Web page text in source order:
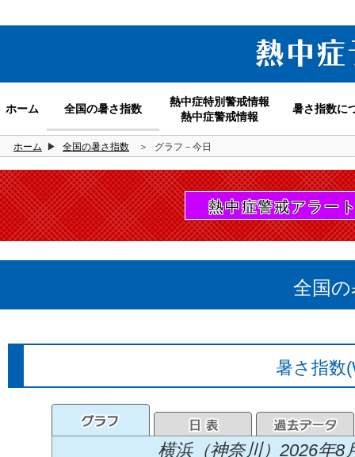
ホーム 全国の暑さ指数
熱中症特別警戒情報
熱中症警戒情報
暑さ指数に
ホーム ▶ 全国の暑さ指数 ＞ グラフ－今日
熱中症警戒アラー
全国
暑さ指数
横浜（神奈川） 2026年8